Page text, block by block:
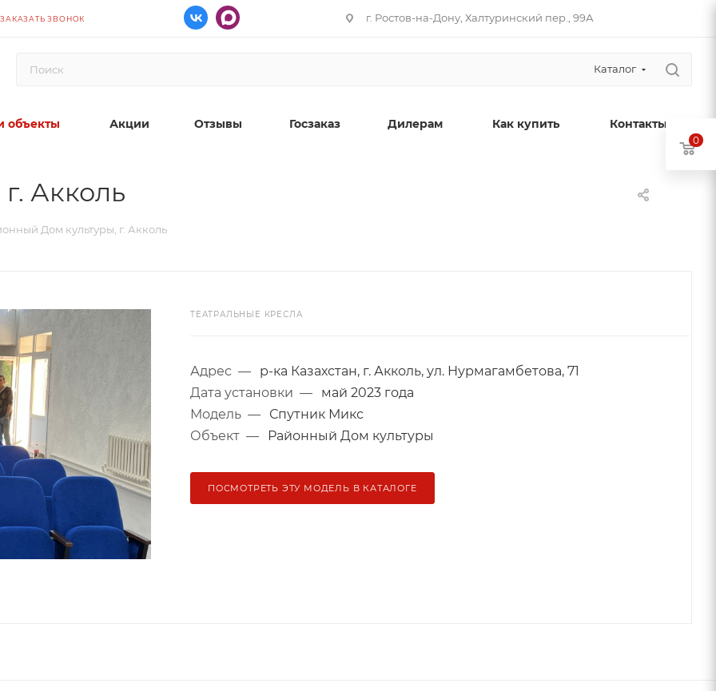
ЗАКАЗАТЬ ЗВОНОК г. Ростов-на-Дону, Халтуринский пер., 99А
Каталог
объекты Акции Отзывы Госзаказ Дилерам Как купить Контакты
Акколь
Дом культуры, г. Акколь
ТЕАТРАЛЬНЫЕ КРЕСЛА
Адрес —
р-ка Казахстан, г. Акколь, ул. Нурмагамбетова, 71
Дата установки —
май 2023 года
Модель —
Спутник Микс
Объект — Районный Дом культуры
ПОСМОТРЕТЬ ЭТУ МОДЕЛЬ В КАТАЛОГЕ
0